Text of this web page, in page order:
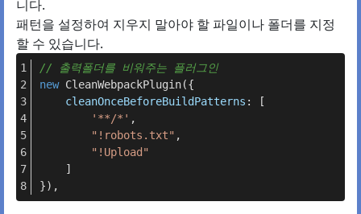
니다.
패턴을 설정하여 지우지 말아야 할 파일이나 폴더를 지정
할 수 있습니다.
// 출력폴더를 비워주는 플러그인
new CleanWebpackPlugin({
cleanOnceBeforeBuildPatterns : [
'**/*' ,
"!robots.txt" ,
"!Upload"
    ]
}),